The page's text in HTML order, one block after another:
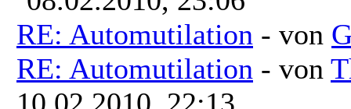
RE: Automutilation - von
RE: Automutilation - von
10.02.2010, 22:13